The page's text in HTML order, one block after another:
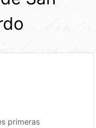
primeras